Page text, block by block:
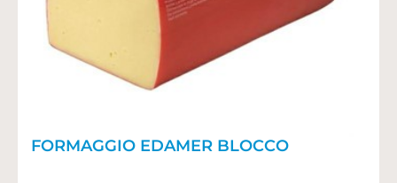
FORMAGGIO EDAMER BLOCCO